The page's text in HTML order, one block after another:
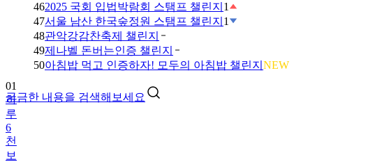
462025 국회 입법박람회 스탬프 챌린지 1
47서울 남산 한국숲정원 스탬프 챌린지 1
48관악강감찬축제 챌린지
49제나벨 돈버는인증 챌린지
50아침밥 먹고 인증하자! 모두의 아침밥 챌린지 NEW
궁금한 내용을 검색해보세요
루
6
천
보
걷
기